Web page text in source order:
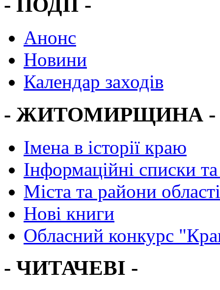
Анонс
Новини
Календар заходів
- ЖИТОМИРЩИНА -
Імена в історії краю
Інформаційні списки
Міста та райони області
Нові книги
Обласний конкурс
- ЧИТАЧЕВІ -